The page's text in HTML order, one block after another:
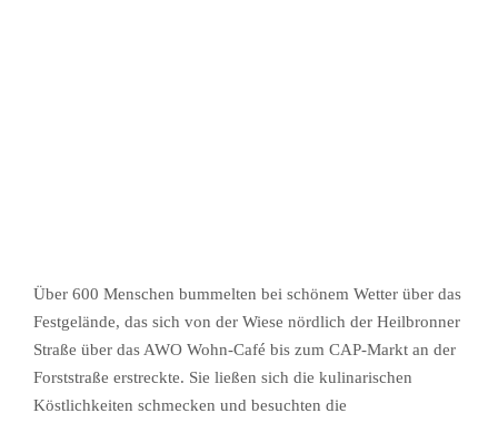
Über 600 Menschen bummelten bei schönem Wetter über das
Festgelände, das sich von der Wiese nördlich der Heilbronner
Straße über das AWO Wohn-Café bis zum CAP-Markt an der
Forststraße erstreckte. Sie ließen sich die kulinarischen
Köstlichkeiten schmecken und besuchten die